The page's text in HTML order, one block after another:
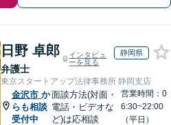
日野 卓郎
弁護士
インタビュ
ーを見る
静岡県
東京スタートアップ法律事務所 静岡支店
金沢市 か
らも相談
受付中
面談方法(対面・
電話・ビデオな
ど)は応相談
営業時間：0
6:30~22:00
（平日）